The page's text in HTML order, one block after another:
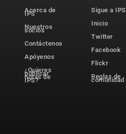
Acerca de
IPS
Nuestros
socios
Contáctenos
Apóyenos
¿Quieres
publicar
notas de
IPS?
Sigue a IPS
Inicio
Twitter
Facebook
Flickr
Reglas de
comunidad